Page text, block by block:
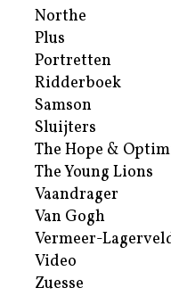
Northe
Plus
Portretten
Ridderboek
Samson
Sluijters
The Hope &
The Young Lions
Vaandrager
Van Gogh
Vermeer-
Video
Zuesse